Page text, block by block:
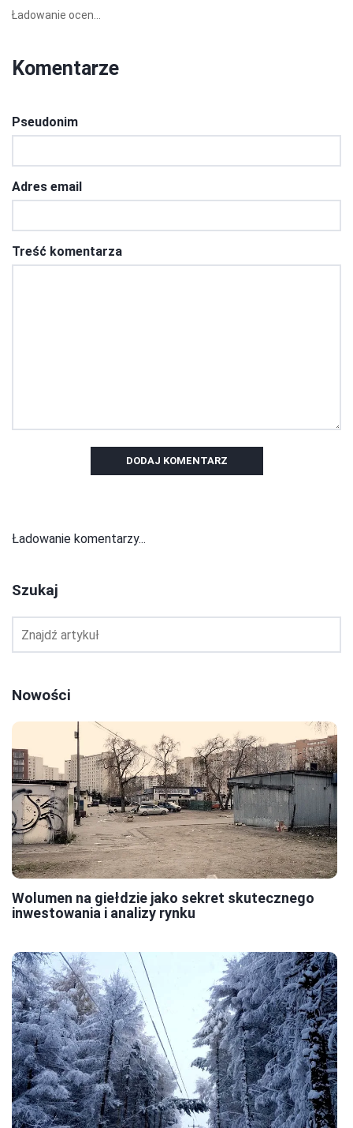
Ładowanie ocen...
Komentarze
Pseudonim
Adres email
Treść komentarza
DODAJ KOMENTARZ
Ładowanie komentarzy...
Szukaj
Nowości
Wolumen na giełdzie jako sekret skutecznego
inwestowania i analizy rynku